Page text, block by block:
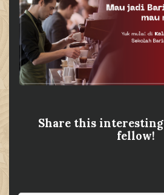
Share this
fellow!